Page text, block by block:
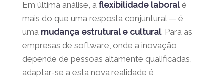
carreira, independentemente da localização
do colaborador.
Em última análise, aflexibilidade laboral
mais do que uma resposta conjuntural — é
umamudança estrutural e cultural